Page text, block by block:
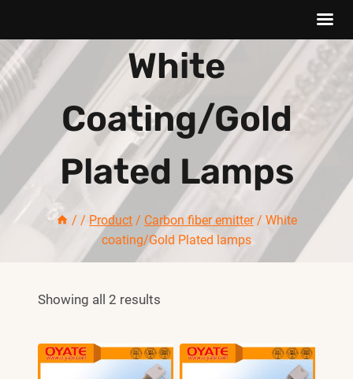
Skip
to
content
White
Coating/Gold
Plated Lamps
/ / Product / Carbon fiber emitter / White
coating/Gold Plated lamps
Showing all 2 results